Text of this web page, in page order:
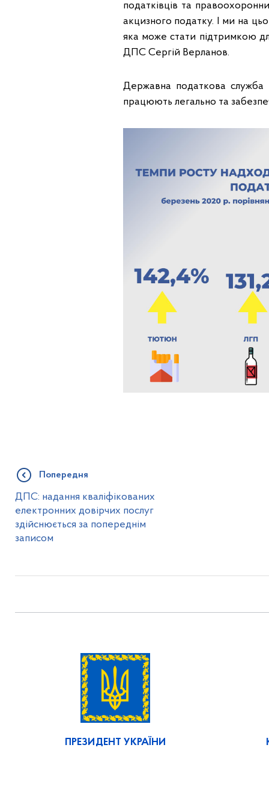
податківців та
акцизного податку. І ми на
яка може стати підтримкою
ДПС Сергій Верланов.
Державна податкова служба
працюють легально та
Попередня
ДПС: надання кваліфікованих
електронних довірчих послуг
здійснюється за попереднім
записом
ПРЕЗИДЕНТ УКРАЇНИ